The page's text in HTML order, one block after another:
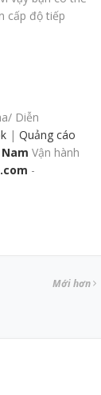
cấp độ tiếp
Diễn
| Quảng cáo
Vận hành
-
Mới hơn